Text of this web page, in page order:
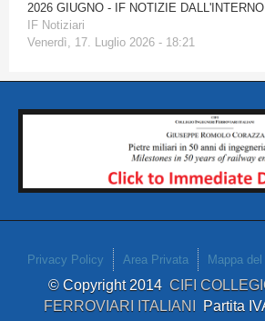
2026 GIUGNO - IF NOTIZIE DALL'INTERNO
IF Notiziari
Venerdì, 17. Luglio 2026 - 18:21
Privacy Policy Area Privata Mappa
© Copyright 2014 CIFI
FERROVIARI ITALIANI Partita